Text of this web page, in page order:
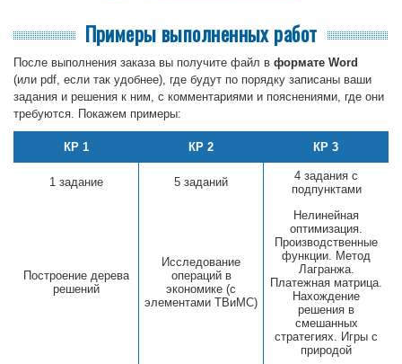
Примеры выполненных работ
После выполнения заказа вы получите файл в формате Word
(или pdf, если так удобнее), где будут по порядку записаны ваши
задания и решения к ним, с комментариями и пояснениями, где они
требуются. Покажем примеры:
КР 1 КР 2 КР 3
1 задание 5 заданий
4 задания с
подпунктами
Построение дерева
решений
Исследование
операций в
экономике (с
элементами ТВиМС)
Нелинейная
оптимизация.
Производственные
функции. Метод
Лагранжа.
Платежная матрица.
Нахождение
решения в
смешанных
стратегиях. Игры с
природой